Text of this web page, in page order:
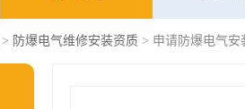
> 防爆电气维修安装资质 > 申请防爆电气安